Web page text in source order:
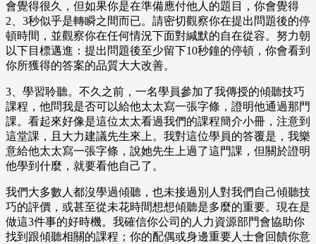
會覺得很久，但如果你是在準備應付他人的題目，你會覺得
2、3秒似乎是轉瞬之間而已。請密切觀察你在提出問題後的停
頓時間，並觀察你在任何情況下面對緘默的自在從容。努力朝
以下目標邁進：提出問題後至少留下10秒鐘的停頓，你會看到
你所獲得的答案的品質大大改善。
3、學習聆聽。不久之前，一名學員參加了我傳授的傾聽技巧
課程，他問我是否可以給他太太寫一張字條，證明他通過那門
課。看起來好像是這位太太看過我們的課程簡介小冊，注意到
這堂課，且大力建議先生來上。我對這位學員的答覆是，我樂
意給他太太寫一張字條，說她先生上過了這門課，但關於證明
他學到什麼，就要看他自己了。
我們大多數人都沒學過傾聽，也未接過別人對我們自己傾聽技
巧的評價，或甚至從未花時間想想傾聽是多麼的重要。現在是
做這3件事的好時機。我確信你公司的人力資源部門會協助你
找到跟傾聽相關的課程；你的配偶或身邊重要人士會回饋你意